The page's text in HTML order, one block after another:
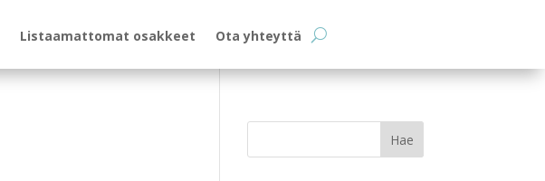
Listaamattomat osakkeet Ota yhteyttä